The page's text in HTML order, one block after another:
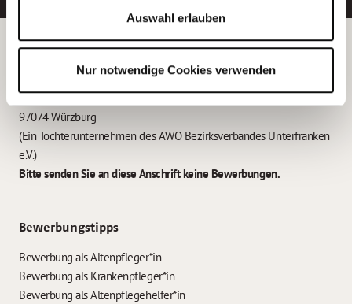
Auswahl erlauben
Nur notwendige Cookies verwenden
Betreiber der Webseite
Garitz Bewirtschaftungsbetriebe GmbH
Kantstraße 45a
97074 Würzburg
(Ein Tochterunternehmen des AWO Bezirksverbandes Unterfranken
e.V.)
Bitte senden Sie an diese Anschrift keine Bewerbungen.
Bewerbungstipps
Bewerbung als Altenpfleger*in
Bewerbung als Krankenpfleger*in
Bewerbung als Altenpflegehelfer*in